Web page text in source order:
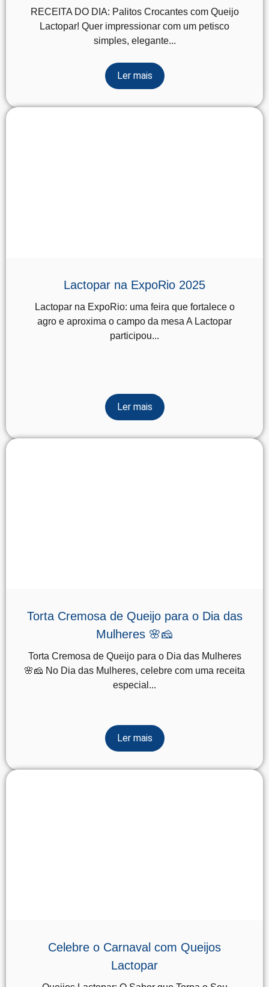
RECEITA DO DIA: Palitos Crocantes com Queijo
Lactopar! Quer impressionar com um petisco
simples, elegante...
Ler mais
Lactopar na ExpoRio 2025
Lactopar na ExpoRio: uma feira que fortalece o
agro e aproxima o campo da mesa A Lactopar
participou...
Ler mais
Torta Cremosa de Queijo para o Dia das
Mulheres 🌸🧀
Torta Cremosa de Queijo para o Dia das Mulheres
🌸🧀 No Dia das Mulheres, celebre com uma receita
especial...
Ler mais
Celebre o Carnaval com Queijos
Lactopar